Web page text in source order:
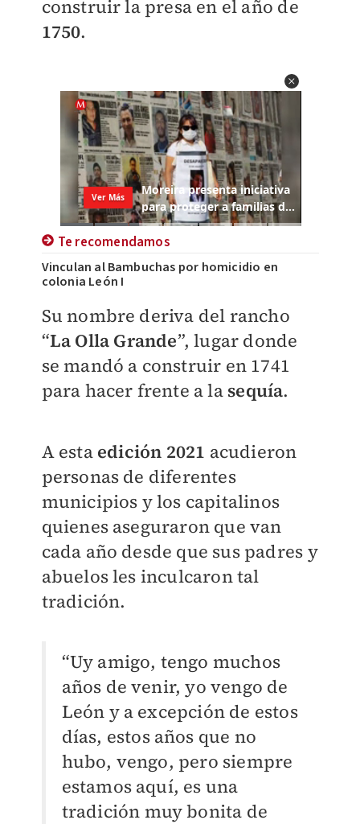
construir la presa en el año de
1750.
Te recomendamos
Vinculan al Bambuchas por homicidio en
colonia León I
Su nombre deriva del rancho
“La Olla Grande”, lugar donde
se mandó a construir en 1741
para hacer frente a la sequía.
A estaedición 2021 acudieron
personas de diferentes
municipios y los capitalinos
quienes aseguraron que van
cada año desde que sus padres y
abuelos les inculcaron tal
tradición.
“Uy amigo, tengo muchos
años de venir, yo vengo de
León y a excepción de estos
días, estos años que no
hubo, vengo, pero siempre
estamos aquí, es una
tradición muy bonita de